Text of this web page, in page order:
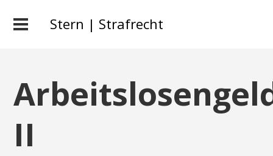
Stern | Strafrecht
II